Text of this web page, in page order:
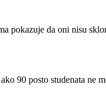
pokazuje da oni nisu
90 posto studenata ne